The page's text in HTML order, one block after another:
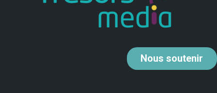
Noussoutenir